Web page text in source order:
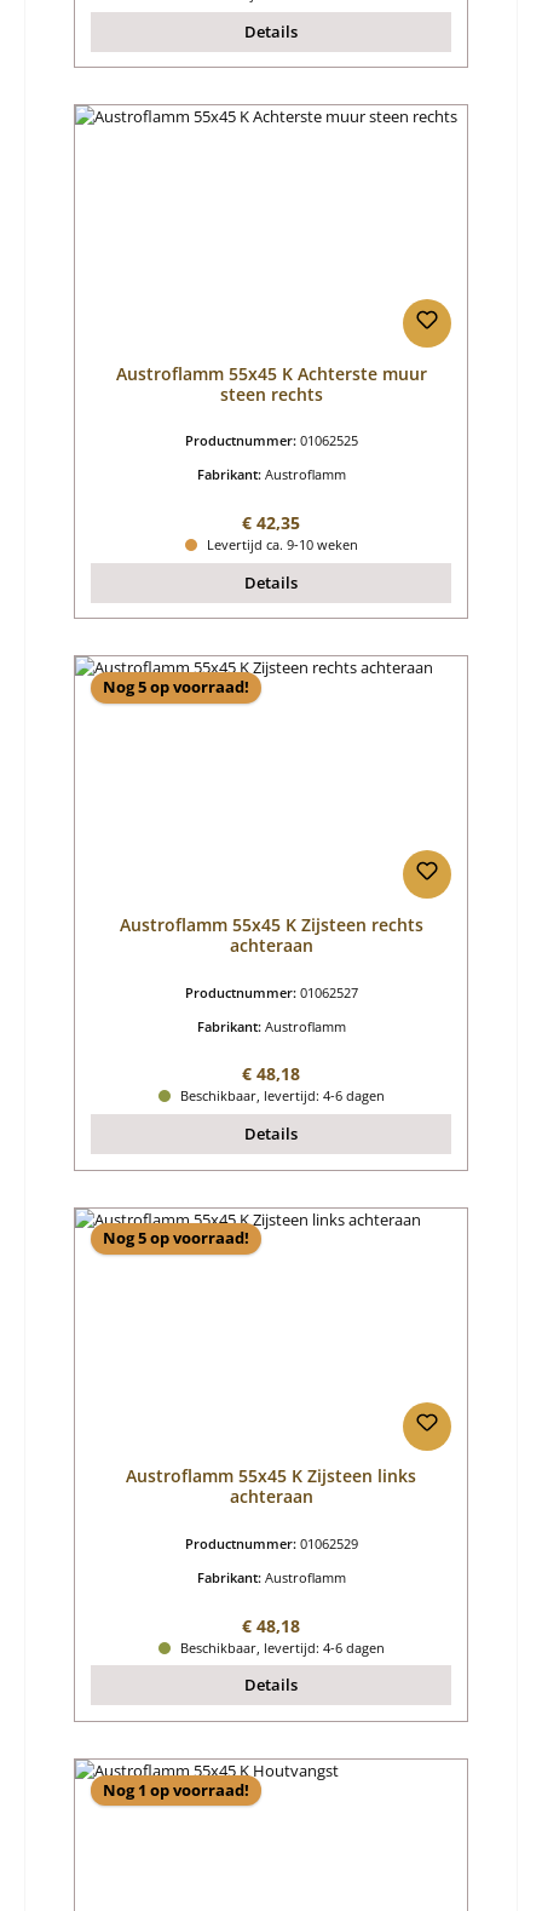
Details
Austroflamm 55x45 K Achterste muur
steen rechts
Productnummer: 01062525
Fabrikant: Austroflamm
Normale prijs:
€ 42,35
Levertijd ca. 9-10 weken
Details
Nog 5 op voorraad!
Austroflamm 55x45 K Zijsteen rechts
achteraan
Productnummer: 01062527
Fabrikant: Austroflamm
Normale prijs:
€ 48,18
Beschikbaar, levertijd: 4-6 dagen
Details
Nog 5 op voorraad!
Austroflamm 55x45 K Zijsteen links
achteraan
Productnummer: 01062529
Fabrikant: Austroflamm
Normale prijs:
€ 48,18
Beschikbaar, levertijd: 4-6 dagen
Details
Nog 1 op voorraad!